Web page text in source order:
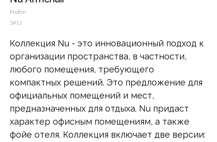
Profim
SKU:
Коллекция Nu - это инновационный подход к
организации пространства, в частности,
любого помещения, требующего
компактных решений. Это предложение для
официальных помещений и мест,
предназначенных для отдыха. Nu придаст
характер офисным помещениям, а также
фойе отеля. Коллекция включает две версии: